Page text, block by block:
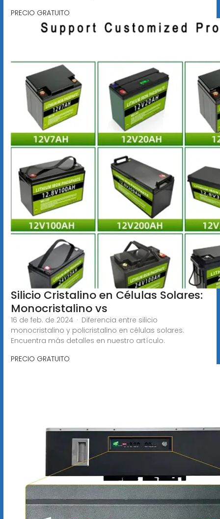
PRECIO GRATUITO
Silicio Cristalino en Células Solares:
Monocristalino vs
16 de feb. de 2024 · Diferencia entre silicio
monocristalino y policristalino en células solares.
Encuentra más detalles en nuestro artículo.
PRECIO GRATUITO